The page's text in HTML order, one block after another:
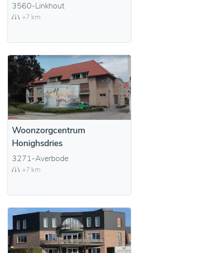
3560-Linkhout
+7 km
Woonzorgcentrum
Honighsdries
3271-Averbode
+7 km